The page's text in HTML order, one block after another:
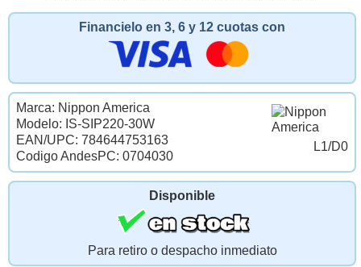
Financielo en 3, 6 y 12 cuotas con
L1/D0
Marca: Nippon America
Modelo: IS-SIP220-30W
EAN/UPC: 784644753163
Codigo AndesPC: 0704030
Disponible
Para retiro o despacho inmediato